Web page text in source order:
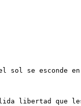
se esconde en
libertad que